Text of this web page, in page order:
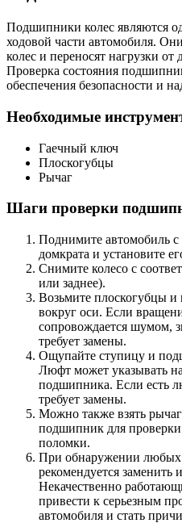
Подшипники колес являются
ходовой части автомобиля.
колес и переносят нагрузки от
Проверка состояния
обеспечения безопасности и
Необходимые
Гаечный ключ
Плоскогубцы
Рычаг
Шаги проверки
Поднимите автомобиль
домкрата и установите
Снимите колесо с
или заднее).
Возьмите плоскогубцы и
вокруг оси. Если
сопровождается шумом,
требует замены.
Ощупайте ступицу и
Люфт может указывать
подшипника. Если есть
требует замены.
Можно также взять
подшипник для
поломки.
При обнаружении
рекомендуется заменить
Некачественно
привести к серьезным
автомобиля и стать